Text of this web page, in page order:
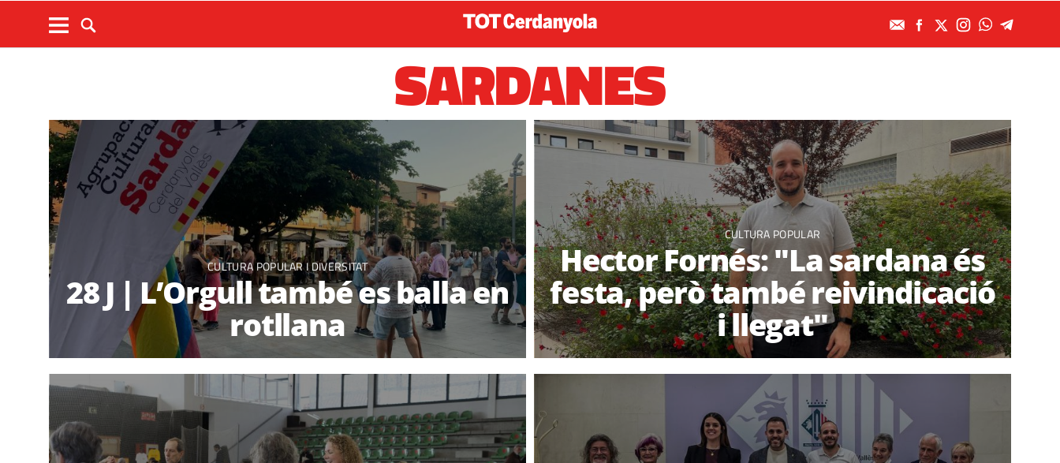
SARDANES
CULTURA POPULAR I DIVERSITAT
28 J | L’Orgull també es balla en
rotllana
CULTURA POPULAR
Hector Fornés: "La sardana és
festa, però també reivindicació
i llegat"